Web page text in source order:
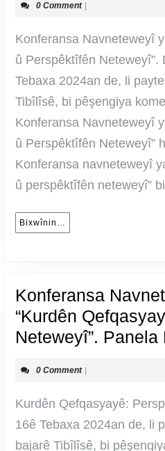
0 Comment |
Konferansa Navneteweyî
û Perspêktîfên Neteweyî”.
Tebaxa 2024an de, li
Tibîlîsê, bi pêşengiya
Konferansa Navneteweyî
û Perspêktîfên Neteweyî”
Konferansa navneteweyî
û perspêktîfên neteweyî” bi
Bixwînin…
Konferansa
“Kurdên
Neteweyî”. Panela
0 Comment |
Kurdên Qefqasyayê:
16ê Tebaxa 2024an de, li
bajarê Tibîlîsê, bi